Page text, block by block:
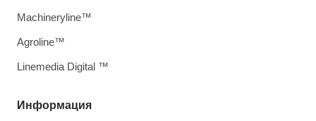
Информация
Machineryline™
Agroline™
Linemedia Digital ™